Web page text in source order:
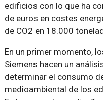
edificios con lo que ha
de euros en costes
de CO2 en 18.000
En un primer momento,
Siemens hacen un
determinar el consumo
medioambiental de los